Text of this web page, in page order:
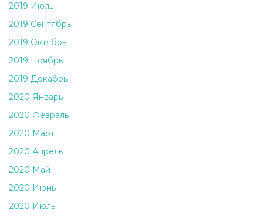
2019 Июль
2019 Сентябрь
2019 Октябрь
2019 Ноябрь
2019 Декабрь
2020 Январь
2020 Февраль
2020 Март
2020 Апрель
2020 Май
2020 Июнь
2020 Июль